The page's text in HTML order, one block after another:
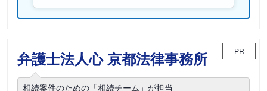
弁護士法人心 京都法律事務所 PR
相続案件のための「相続チーム」が担当